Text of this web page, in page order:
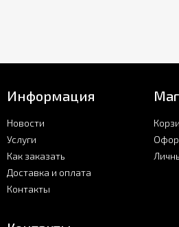
Информация
Новости
Услуги
Как заказать
Доставка и оплата
Контакты